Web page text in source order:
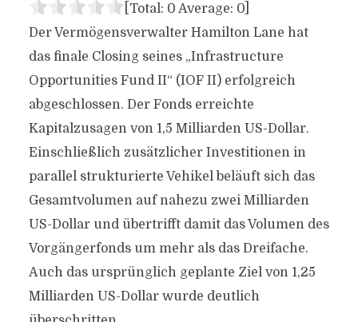
[Total: 0 Average: 0]
Der Vermögensverwalter Hamilton Lane hat
das finale Closing seines „Infrastructure
Opportunities Fund II“ (IOF II) erfolgreich
abgeschlossen. Der Fonds erreichte
Kapitalzusagen von 1,5 Milliarden US-Dollar.
Einschließlich zusätzlicher Investitionen in
parallel strukturierte Vehikel beläuft sich das
Gesamtvolumen auf nahezu zwei Milliarden
US-Dollar und übertrifft damit das Volumen des
Vorgängerfonds um mehr als das Dreifache.
Auch das ursprünglich geplante Ziel von 1,25
Milliarden US-Dollar wurde deutlich